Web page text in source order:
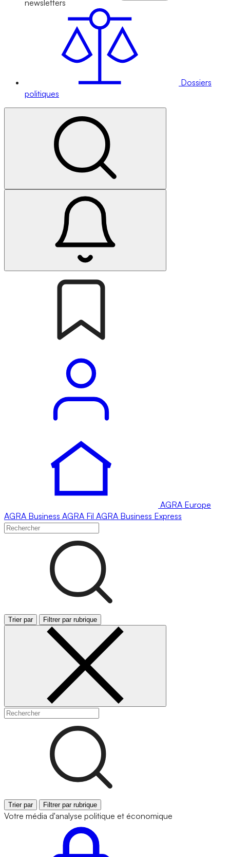
newsletters
Dossiers
politiques
AGRA Europe
AGRA Business AGRA Fil AGRA Business Express
Trier par Filtrer par rubrique
Trier par Filtrer par rubrique
Votre média d'analyse politique et économique